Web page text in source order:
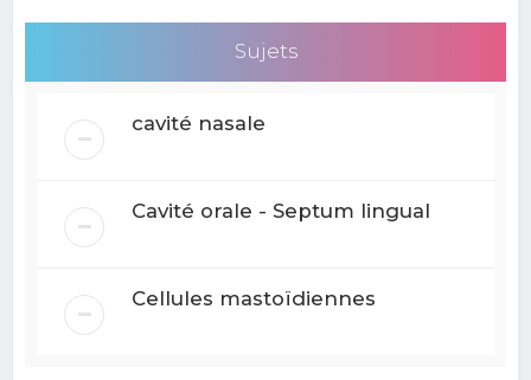
Sujets
cavité nasale
Cavité orale - Septum lingual
Cellules mastoïdiennes